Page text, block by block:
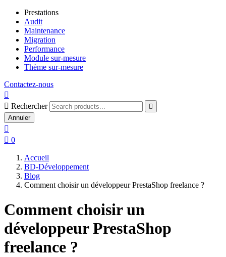
Prestations
Audit
Maintenance
Migration
Performance
Module sur-mesure
Thème sur-mesure
Contactez-nous

 Rechercher

Annuler

 0
Accueil
BD-Développement
Blog
Comment choisir un développeur PrestaShop freelance ?
Comment choisir un
développeur PrestaShop
freelance ?